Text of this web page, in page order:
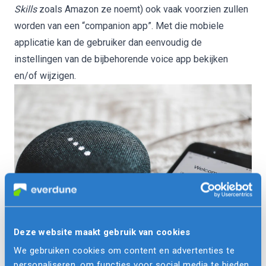
Deze website maakt gebruik van cookies
We gebruiken cookies om content en advertenties te
Skillszoals Amazon ze noemt) ook vaak voorzien zullen
worden van een “companion app”. Met die mobiele
applicatie kan de gebruiker dan eenvoudig de
instellingen van de bijbehorende voice app bekijken
en/of wijzigen.
Kortom, je kan niet zomaar meer gewoon een app of